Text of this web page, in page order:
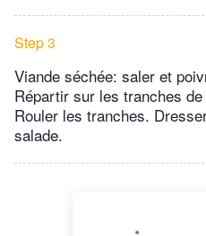
Step 3
Viande séchée: saler et
Répartir sur les tranches
Rouler les tranches.
salade.